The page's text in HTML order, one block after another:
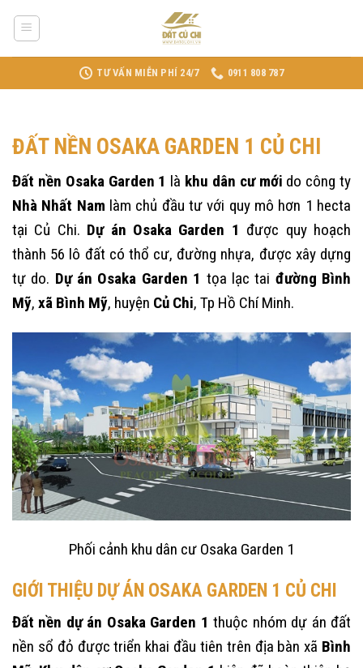
TƯ VẤN MIỄN PHÍ 24/7 0911 808 787
ĐẤT NỀN OSAKA GARDEN 1 CỦ CHI
Đất nền Osaka Garden 1 là khu dân cư mới do công ty
Nhà Nhất Nam làm chủ đầu tư với quy mô hơn 1 hecta
tại Củ Chi. Dự án Osaka Garden 1 được quy hoạch
thành 56 lô đất có thổ cư, đường nhựa, được xây dựng
tự do. Dự án Osaka Garden 1 tọa lạc tai đường Bình
Mỹ, xã Bình Mỹ, huyện Củ Chi, Tp Hồ Chí Minh.
Phối cảnh khu dân cư Osaka Garden 1
GIỚI THIỆU DỰ ÁN OSAKA GARDEN 1 CỦ CHI
Đất nền dự án Osaka Garden 1 thuộc nhóm dự án đất
nền sổ đỏ được triển khai đầu tiên trên địa bàn xã Bình